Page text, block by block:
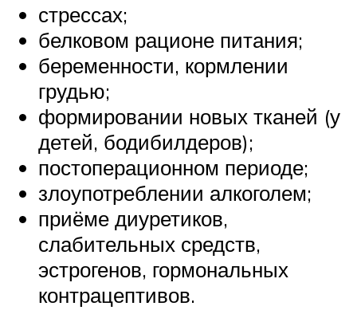
стрессах;
белковом рационе питания;
беременности, кормлении
грудью;
формировании новых тканей (у
детей, бодибилдеров);
постоперационном периоде;
злоупотреблении алкоголем;
приёме диуретиков,
слабительных средств,
эстрогенов, гормональных
контрацептивов.